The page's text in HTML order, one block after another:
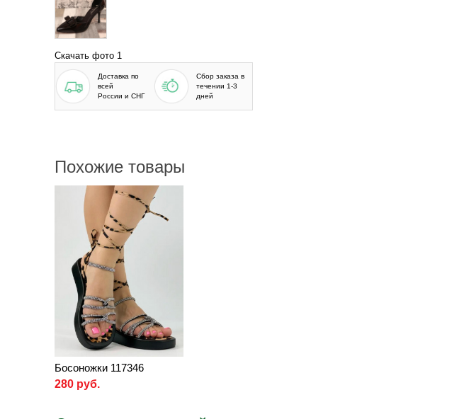
Скачать фото 1
Доставка по
всей
России и СНГ
Сбор заказа в
течении 1-3
дней
Похожие товары
Босоножки 117346
280 руб.